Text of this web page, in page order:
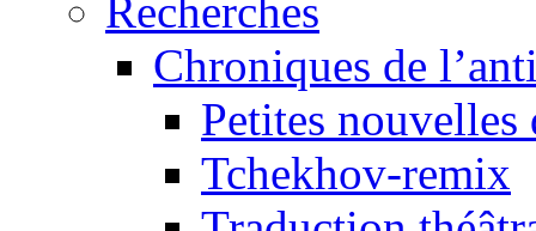
Recherches
Chroniques de
Petites
Tchekhov-remix